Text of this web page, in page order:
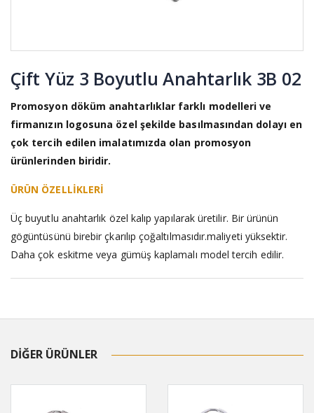
Çift Yüz 3 Boyutlu Anahtarlık 3B 02
Promosyon döküm anahtarlıklar farklı modelleri ve
firmanızın logosuna özel şekilde basılmasından dolayı en
çok tercih edilen imalatımızda olan promosyon
ürünlerinden biridir.
ÜRÜN ÖZELLİKLERİ
Üç buyutlu anahtarlık özel kalıp yapılarak üretilir. Bir ürünün
gögüntüsünü birebir çkarılıp çoğaltılmasıdır.maliyeti yüksektir.
Daha çok eskitme veya gümüş kaplamalı model tercih edilir.
DİĞER ÜRÜNLER